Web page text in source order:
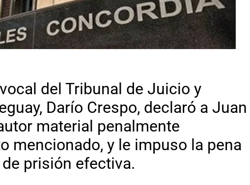
del Tribunal de Juicio y
Darío Crespo, declaró a Juan
material penalmente
mencionado, y le impuso la pena
prisión efectiva.